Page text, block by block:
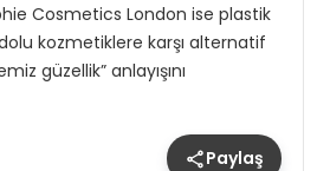
Cosmetics London ise plastik
kozmetiklere karşı alternatif
güzellik” anlayışını
Paylaş